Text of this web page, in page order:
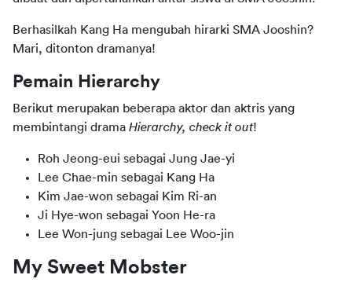
Berhasilkah Kang Ha mengubah hirarki SMA Jooshin?
Mari, ditonton dramanya!
Pemain Hierarchy
Berikut merupakan beberapa aktor dan aktris yang
membintangi drama Hierarchy, check it out!
Roh Jeong-eui sebagai Jung Jae-yi
Lee Chae-min sebagai Kang Ha
Kim Jae-won sebagai Kim Ri-an
Ji Hye-won sebagai Yoon He-ra
Lee Won-jung sebagai Lee Woo-jin
My Sweet Mobster